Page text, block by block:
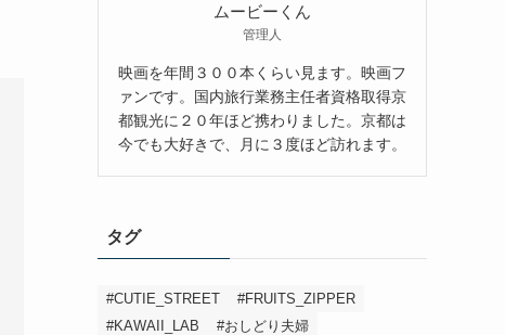
ムービーくん
管理人
映画を年間３００本くらい見ます。映画フ
ァンです。国内旅行業務主任者資格取得京
都観光に２０年ほど携わりました。京都は
今でも大好きで、月に３度ほど訪れます。
タグ
#CUTIE_STREET
#FRUITS_ZIPPER
#KAWAII_LAB
#おしどり夫婦